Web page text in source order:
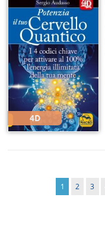
4D
1 2 3